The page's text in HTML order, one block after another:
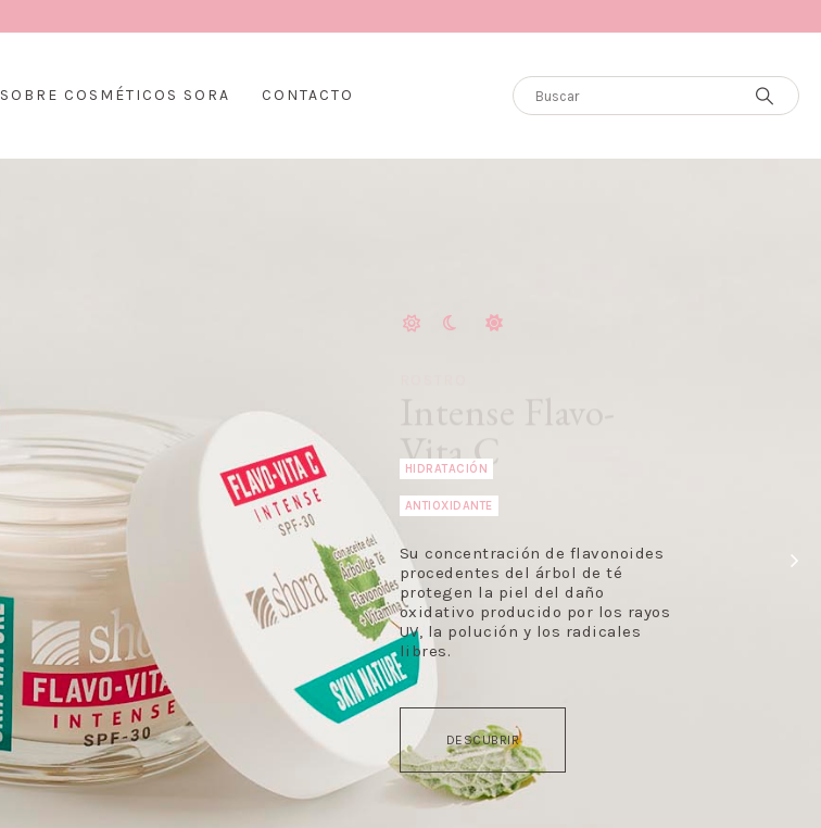
SOBRE COSMÉTICOS SORA CONTACTO
HIDRATACIÓN
ANTIOXIDANTE
Su concentración de flavonoides
procedentes del árbol de té
protegen la piel del daño
oxidativo producido por los rayos
UV, la polución y los radicales
libres.
DESCUBRIR